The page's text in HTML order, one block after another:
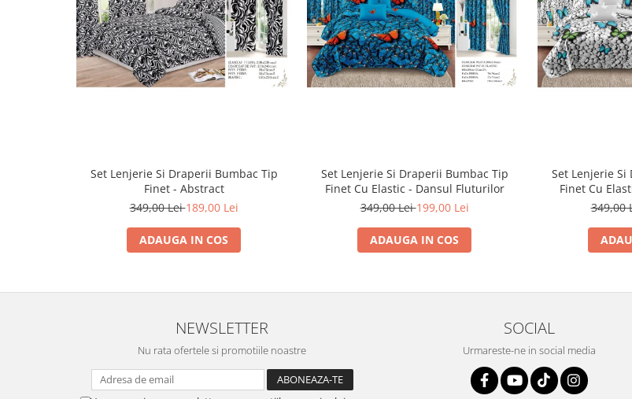
Set Lenjerie Si Draperii Bumbac Tip
Finet - Abstract
349,00 Lei189,00 Lei
ADAUGA IN COS
Set Lenjerie Si Draperii Bumbac Tip
Finet Cu Elastic - Dansul Fluturilor
349,00 Lei199,00 Lei
ADAUGA IN COS
Set Lenjerie
Finet Cu
349,00
NEWSLETTER
Nu rata ofertele si promotiile noastre
SOCIAL
Urmareste-ne in social media